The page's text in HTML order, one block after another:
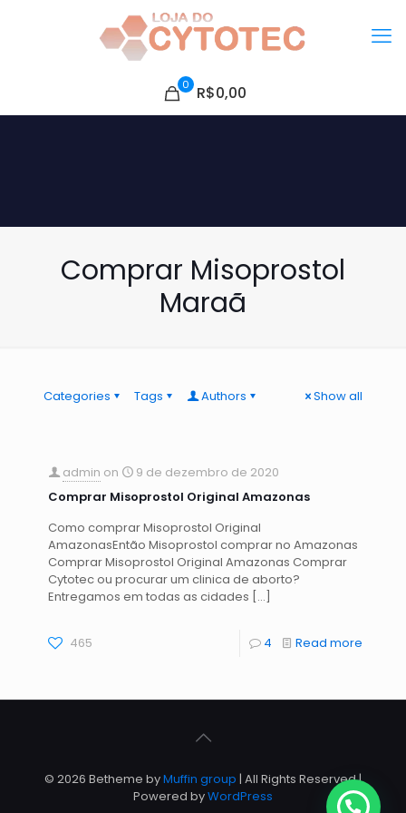
0 R$0,00
Comprar Misoprostol
Maraã
Categories Tags Authors Show all
admin on
9 de dezembro de 2020
Comprar Misoprostol Original Amazonas
Como comprar Misoprostol Original
AmazonasEntão Misoprostol comprar no Amazonas
Comprar Misoprostol Original Amazonas Comprar
Cytotec ou procurar um clinica de aborto?
Entregamos em todas as cidades […]
465 4 Read more
© 2026 Betheme byMuffin group | All Rights Reserved |
Powered byWordPress